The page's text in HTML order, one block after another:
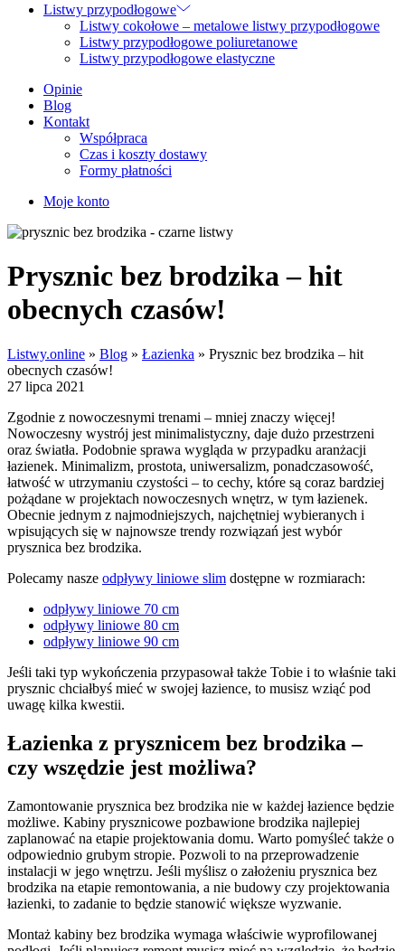
Listwy przypodłogowe
Listwy cokołowe – metalowe listwy przypodłogowe
Listwy przypodłogowe poliuretanowe
Listwy przypodłogowe elastyczne
Opinie
Blog
Kontakt
Współpraca
Czas i koszty dostawy
Formy płatności
Moje konto
Prysznic bez brodzika – hit
obecnych czasów!
Listwy.online » Blog » Łazienka » Prysznic bez brodzika – hit
obecnych czasów!
27 lipca 2021
Zgodnie z nowoczesnymi trenami – mniej znaczy więcej!
Nowoczesny wystrój jest minimalistyczny, daje dużo przestrzeni
oraz światła. Podobnie sprawa wygląda w przypadku aranżacji
łazienek. Minimalizm, prostota, uniwersalizm, ponadczasowość,
łatwość w utrzymaniu czystości – to cechy, które są coraz bardziej
pożądane w projektach nowoczesnych wnętrz, w tym łazienek.
Obecnie jednym z najmodniejszych, najchętniej wybieranych i
wpisujących się w najnowsze trendy rozwiązań jest wybór
prysznica bez brodzika.
Polecamy nasze odpływy liniowe slim dostępne w rozmiarach:
odpływy liniowe 70 cm
odpływy liniowe 80 cm
odpływy liniowe 90 cm
Jeśli taki typ wykończenia przypasował także Tobie i to właśnie taki
prysznic chciałbyś mieć w swojej łazience, to musisz wziąć pod
uwagę kilka kwestii.
Łazienka z prysznicem bez brodzika –
czy wszędzie jest możliwa?
Zamontowanie prysznica bez brodzika nie w każdej łazience będzie
możliwe. Kabiny prysznicowe pozbawione brodzika najlepiej
zaplanować na etapie projektowania domu. Warto pomyśleć także o
odpowiednio grubym stropie. Pozwoli to na przeprowadzenie
instalacji w jego wnętrzu. Jeśli myślisz o założeniu prysznica bez
brodzika na etapie remontowania, a nie budowy czy projektowania
łazienki, to zadanie to będzie stanowić większe wyzwanie.
Montaż kabiny bez brodzika wymaga właściwie wyprofilowanej